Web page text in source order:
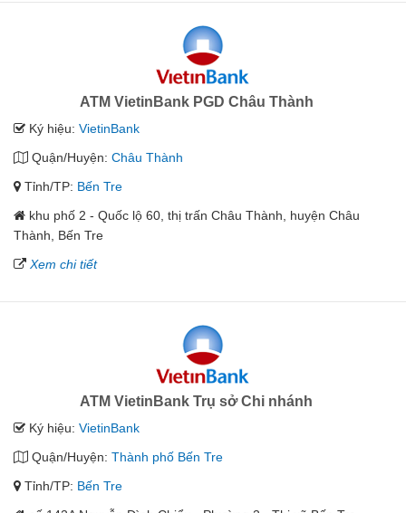
ATM VietinBank PGD Châu Thành
Ký hiệu: VietinBank
Quận/Huyện: Châu Thành
Tỉnh/TP: Bến Tre
khu phố 2 - Quốc lộ 60, thị trấn Châu Thành, huyện Châu
Thành, Bến Tre
Xem chi tiết
ATM VietinBank Trụ sở Chi nhánh
Ký hiệu: VietinBank
Quận/Huyện: Thành phố Bến Tre
Tỉnh/TP: Bến Tre